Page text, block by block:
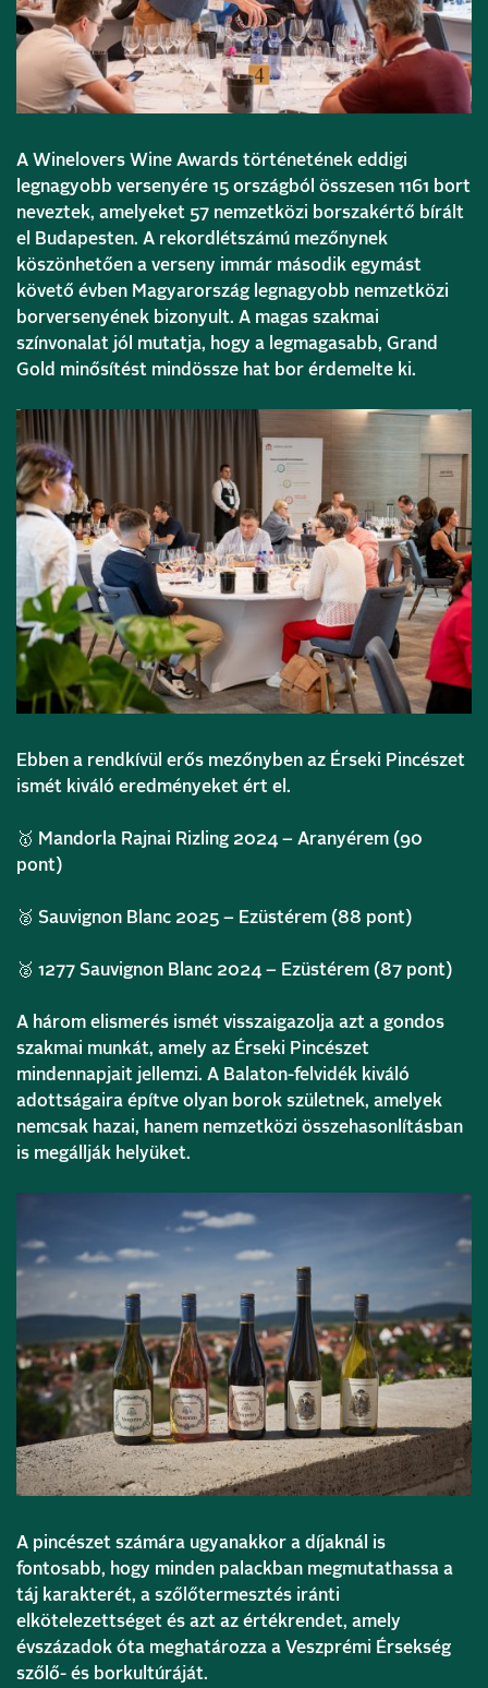
A Winelovers Wine Awards történetének eddigi
legnagyobb versenyére 15 országból összesen 1161 bort
neveztek, amelyeket 57 nemzetközi borszakértő bírált
el Budapesten. A rekordlétszámú mezőnynek
köszönhetően a verseny immár második egymást
követő évben Magyarország legnagyobb nemzetközi
borversenyének bizonyult. A magas szakmai
színvonalat jól mutatja, hogy a legmagasabb, Grand
Gold minősítést mindössze hat bor érdemelte ki.
Ebben a rendkívül erős mezőnyben az Érseki Pincészet
ismét kiváló eredményeket ért el.
🥇 Mandorla Rajnai Rizling 2024 – Aranyérem (90
pont)
🥈 Sauvignon Blanc 2025 – Ezüstérem (88 pont)
🥈 1277 Sauvignon Blanc 2024 – Ezüstérem (87 pont)
A három elismerés ismét visszaigazolja azt a gondos
szakmai munkát, amely az Érseki Pincészet
mindennapjait jellemzi. A Balaton-felvidék kiváló
adottságaira építve olyan borok születnek, amelyek
nemcsak hazai, hanem nemzetközi összehasonlításban
is megállják helyüket.
A pincészet számára ugyanakkor a díjaknál is
fontosabb, hogy minden palackban megmutathassa a
táj karakterét, a szőlőtermesztés iránti
elkötelezettséget és azt az értékrendet, amely
évszázadok óta meghatározza a Veszprémi Érsekség
szőlő- és borkultúráját.